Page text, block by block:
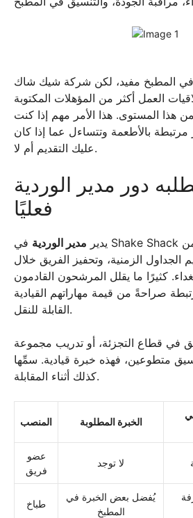
المطبخ مفيد، لكن شركة شيك شاك
العمل أكثر من المؤهلات المكتوبة
هذا المستوى. هذا الأمر مهم إذا كنت
بالأطعمة وتتساءل عما إذا كان
عليك التقديم أم لا.
دور مدير الوردية
فعليًا
يدير مدير الوردية في Shake Shack اليوم بشكل كامل: من
الزمنية، وتحفيز الفريق خلال
كثيرًا ما يقلل المرشحون القادمون
صراحةً من قيمة مهاراتهم القيادية
القابلة للنقل.
في قطاع التجزئة، أو تدريب مجموعة
متطوعين، فهذه خبرة قيادية. سمِّها
كذلك أثناء المقابلة.
المنصب الخبرة المطلوبة
عضو
فريق
لا توجد
طباخ
يُفضل بعض الخبرة في
المطبخ